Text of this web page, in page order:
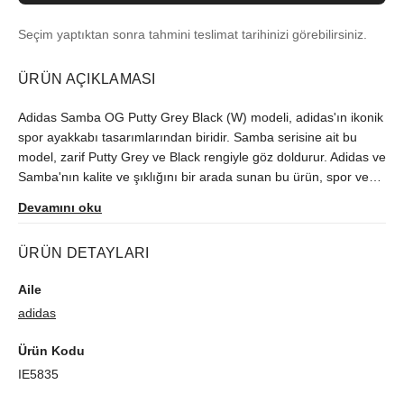
Seçim yaptıktan sonra tahmini teslimat tarihinizi görebilirsiniz.
ÜRÜN AÇIKLAMASI
Adidas Samba OG Putty Grey Black (W) modeli, adidas'ın ikonik
spor ayakkabı tasarımlarından biridir. Samba serisine ait bu
model, zarif Putty Grey ve Black rengiyle göz doldurur. Adidas ve
Samba'nın kalite ve şıklığını bir arada sunan bu ürün, spor ve
Devamını oku
ÜRÜN DETAYLARI
Aile
adidas
Ürün Kodu
IE5835